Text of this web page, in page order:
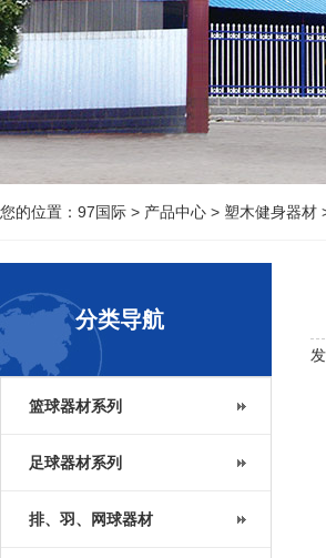
您的位置： 97国际 > 产品中心 > 塑木健身器材
分类导航
篮球器材系列
足球器材系列
排、羽、网球器材